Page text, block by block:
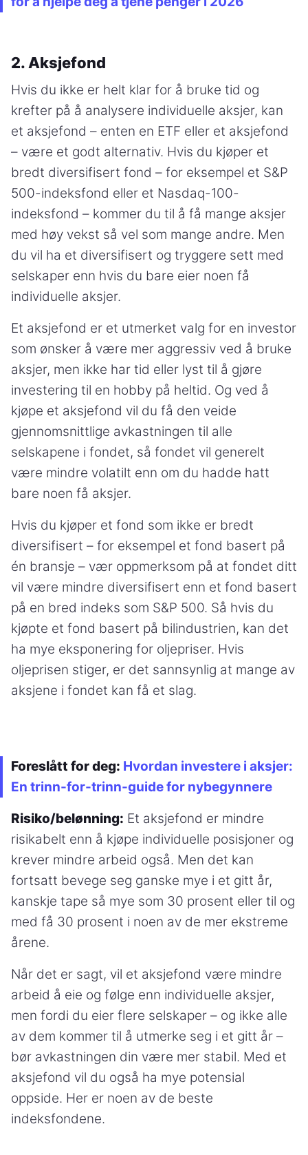
2. Aksjefond
Hvis du ikke er helt klar for å bruke tid og
krefter på å analysere individuelle aksjer, kan
et aksjefond – enten en ETF eller et aksjefond
– være et godt alternativ. Hvis du kjøper et
bredt diversifisert fond – for eksempel et S&P
500-indeksfond eller et Nasdaq-100-
indeksfond – kommer du til å få mange aksjer
med høy vekst så vel som mange andre. Men
du vil ha et diversifisert og tryggere sett med
selskaper enn hvis du bare eier noen få
individuelle aksjer.
Et aksjefond er et utmerket valg for en investor
som ønsker å være mer aggressiv ved å bruke
aksjer, men ikke har tid eller lyst til å gjøre
investering til en hobby på heltid. Og ved å
kjøpe et aksjefond vil du få den veide
gjennomsnittlige avkastningen til alle
selskapene i fondet, så fondet vil generelt
være mindre volatilt enn om du hadde hatt
bare noen få aksjer.
Hvis du kjøper et fond som ikke er bredt
diversifisert – for eksempel et fond basert på
én bransje – vær oppmerksom på at fondet ditt
vil være mindre diversifisert enn et fond basert
på en bred indeks som S&P 500. Så hvis du
kjøpte et fond basert på bilindustrien, kan det
ha mye eksponering for oljepriser. Hvis
oljeprisen stiger, er det sannsynlig at mange av
aksjene i fondet kan få et slag.
Foreslått for deg: Hvordan investere i aksjer:
En trinn-for-trinn-guide for nybegynnere
Risiko/belønning: Et aksjefond er mindre
risikabelt enn å kjøpe individuelle posisjoner og
krever mindre arbeid også. Men det kan
fortsatt bevege seg ganske mye i et gitt år,
kanskje tape så mye som 30 prosent eller til og
med få 30 prosent i noen av de mer ekstreme
årene.
Når det er sagt, vil et aksjefond være mindre
arbeid å eie og følge enn individuelle aksjer,
men fordi du eier flere selskaper – og ikke alle
av dem kommer til å utmerke seg i et gitt år –
bør avkastningen din være mer stabil. Med et
aksjefond vil du også ha mye potensial
oppside. Her er noen av de beste
indeksfondene.